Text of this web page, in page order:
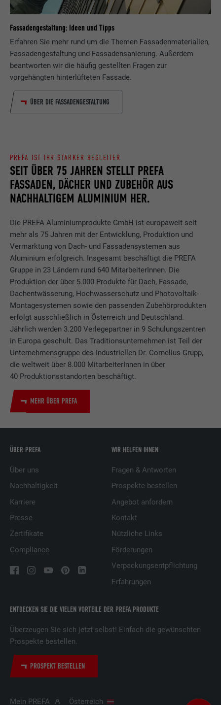
Fassadengestaltung: Ideen und Tipps
Erfahren Sie mehr rund um die Themen Fassadenmaterialien,
Fassadengestaltung und Fassadensanierung. Außerdem
beantworten wir die häufig gestellten Fragen zur
vorgehängten hinterlüfteten Fassade.
ÜBER DIE FASSADENGESTALTUNG
SEIT ÜBER 75 JAHREN STELLT PREFA
FASSADEN, DÄCHER UND ZUBEHÖR AUS
NACHHALTIGEM ALUMINIUM HER.
PREFA IST IHR STARKER BEGLEITER
Die PREFA Aluminiumprodukte GmbH ist europaweit seit
mehr als 75 Jahren mit der Entwicklung, Produktion und
Vermarktung von Dach- und Fassadensystemen aus
Aluminium erfolgreich. Insgesamt beschäftigt die PREFA
Gruppe in 23 Ländern rund 640 MitarbeiterInnen. Die
Produktion der über 5.000 Produkte für Dach, Fassade,
Dachentwässerung, Hochwasserschutz und Photovoltaik-
Montagesystemen sowie den passenden Zubehörprodukten
erfolgt ausschließlich in Österreich und Deutschland.
Jährlich werden 3.200 Verlegepartner in 9 Schulungszentren
in Europa geschult. Das Traditionsunternehmen ist Teil der
Unternehmensgruppe des Industriellen Dr. Cornelius Grupp,
die weltweit über 8.000 MitarbeiterInnen in über
40 Produktionsstandorten beschäftigt.
MEHR ÜBER PREFA
ENTDECKEN SIE DIE VIELEN VORTEILE DER PREFA PRODUKTE
Überzeugen Sie sich jetzt selbst! Einfach die gewünschten
Prospekte bestellen.
PROSPEKT BESTELLEN
ÜBER PREFA
Über uns
Nachhaltigkeit
Karriere
Presse
Zertifikate
Compliance
WIR HELFEN IHNEN
Fragen & Antworten
Prospekte bestellen
Angebot anfordern
Kontakt
Nützliche Links
Förderungen
Verpackungsentpflichtung
Erfahrungen
Mein PREFA Österreich